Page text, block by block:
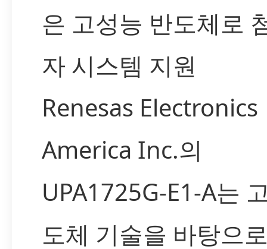
은 고성능 반도체로
자 시스템 지원
Renesas Electronics
America Inc.의
UPA1725G-E1-A는
도체 기술을 바탕으